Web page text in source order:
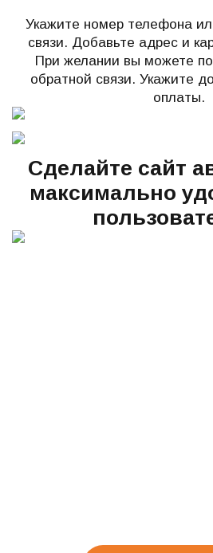
Укажите номер телефона
связи. Добавьте адрес и
При желании вы можете
обратной связи. Укажите
оплаты.
Сделайте сайт
максимально